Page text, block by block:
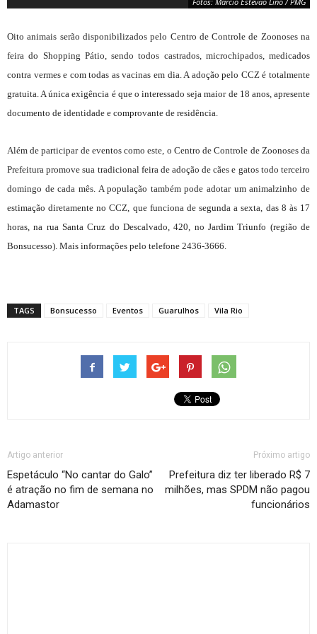
Fotos: Marcio Estevão Lino / PMG
Oito animais serão disponibilizados pelo Centro de Controle de Zoonoses na
feira do Shopping Pátio, sendo todos castrados, microchipados, medicados
contra vermes e com todas as vacinas em dia. A adoção pelo CCZ é totalmente
gratuita. A única exigência é que o interessado seja maior de 18 anos, apresente
documento de identidade e comprovante de residência.
Além de participar de eventos como este, o Centro de Controle de Zoonoses da
Prefeitura promove sua tradicional feira de adoção de cães e gatos todo terceiro
domingo de cada mês. A população também pode adotar um animalzinho de
estimação diretamente no CCZ, que funciona de segunda a sexta, das 8 às 17
horas, na rua Santa Cruz do Descalvado, 420, no Jardim Triunfo (região de
Bonsucesso). Mais informações pelo telefone 2436-3666.
TAGS Bonsucesso Eventos Guarulhos Vila Rio
Artigo anterior
Espetáculo “No cantar do Galo”
é atração no fim de semana no
Adamastor
Próximo artigo
Prefeitura diz ter liberado R$ 7
milhões, mas SPDM não pagou
funcionários